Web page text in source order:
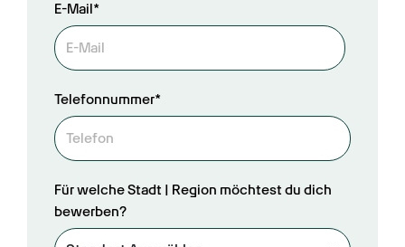
E-Mail*
Telefonnummer*
Für welche Stadt | Region möchtest du dich
bewerben?